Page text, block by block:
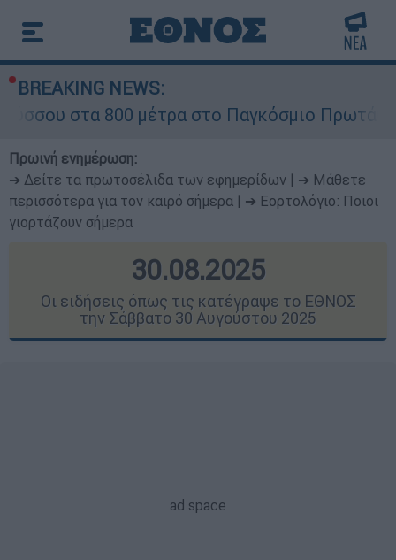
BREAKING NEWS:
μέτρα στο Παγκόσμιο Πρωτάθλημα Στίβου
Πρωινή ενημέρωση:
➔ Δείτε τα πρωτοσέλιδα των εφημερίδων
➔ Μάθετε
περισσότερα για τον καιρό σήμερα
➔ Εορτολόγιο: Ποιοι
γιορτάζουν σήμερα
30.08.2025
Οι ειδήσεις όπως τις κατέγραψε το ΕΘΝΟΣ
την Σάββατο 30 Αυγούστου 2025